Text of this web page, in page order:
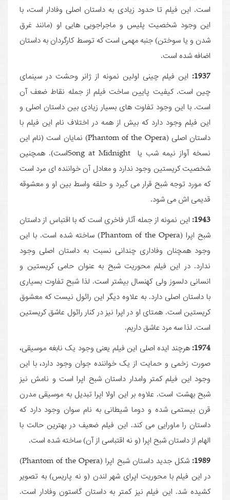
است. این فیلم تا حدود زیادی به داستان اصلی وفادار است، با
این وجود شخصیت پلیس و ماجراجویی هایی او (مانند غرق
شدن و یا سوختن) جنبه مهمی است که توسط کارگردان به داستان
اضافه شده است.
1937:
این فیلم چینی اولین نمونه از ژانر وحشت در سینمای
چین است. کیفیت پایین ساخت فیلم از جمله نقاط ضعف آن
است. با این وجود تفاوت های بسیار زیادی بین داستان اصلی و
این فیلم وجود دارد که بیش از همه در اختلاف نام این فیلم با
داستان اصلی (Phantom of the Opera) نمایان است (نام این
نسخه آواز نیمه شب یا Song at Midnightاست). همچنین
شخصیت کریستین وجود ندارد و معادل آن خواننده ای مرد است
که مورد توجه شبح قرار می گیرد و حلقه واسط بین او و معشوقه
قدیمی اش می شود.
1943: این نمونه از جمله آثار فاخری است که با اقتباس از داستان
شبح اپرا (Phantom of the Opera) ساخته شده است. با این
وجود همچنان وفاداری چندانی نسبت به داستان اصلی وجود
ندارد. در این فیلم محوریت شبح به عنوان حامی کریستین و
انسانی دلسوز ولی کهنسال بیشتر است. لذا شبح تفاوت بسیاری
با داستان اصلی دارد. به علاوه دیگر این رائول نیست که معشوق
کریستین است. همتای او در اپرا نیز در کنار رائول عاشق کریستین
است. لذا سه مرد عاشق داریم.
1974: هرچند ایده اصلی این فیلم یعنی وجود یک نابغه موسیقی،
صورت زخمی و حمایت از یک خواننده جوان وجود دارد، با این
وجود این فیلم کمتر وامدار داستان شبح اپرا است و نامش نیز
شبح بهشت است. علاوه بر این اولا اپرا تبدیل به موسیقی مدرن
قرن بیستمی شده و دوما شیطانی به نام سوان وجود دارد که
داستان را ماورایی می کند. این فیلم ضعیف در بهترین حالت با
الهام از داستان شبح اپرا (و نه اقتباسی از آن) ساخته شده است.
1989:
شکل جدید داستان شبح اپرا (Phantom of the Opera)
در این فیلم با محوریت اپرای شهر لندن (و نه پاریس) به تصویر
کشیده شد. این فیلم نیز کمتر به داستان گاستون وفادار است.